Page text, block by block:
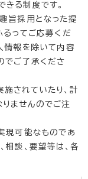
る制度です。
旨採用となった提
るってご応募くだ
情報を除いて内容
でご了承くださ
されていたり、計
ませんのでご注
現可能なものであ
相談、要望等は、各